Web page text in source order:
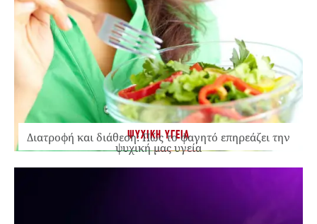
ΨΥΧΙΚΗ ΥΓΕΙΑ
Διατροφή και διάθεση: Πώς το φαγητό επηρεάζει την
ψυχική μας υγεία